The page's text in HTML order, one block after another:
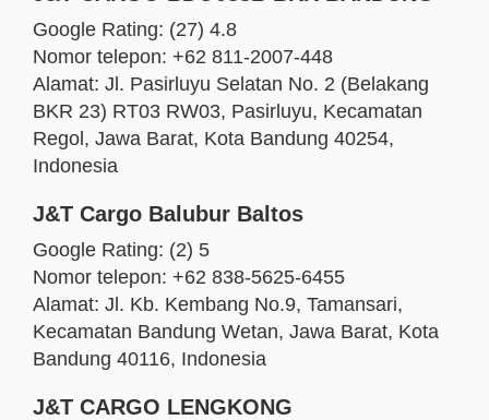
Google Rating: (27) 4.8
Nomor telepon: +62 811-2007-448
Alamat: Jl. Pasirluyu Selatan No. 2 (Belakang
BKR 23) RT03 RW03, Pasirluyu, Kecamatan
Regol, Jawa Barat, Kota Bandung 40254,
Indonesia
J&T Cargo Balubur Baltos
Google Rating: (2) 5
Nomor telepon: +62 838-5625-6455
Alamat: Jl. Kb. Kembang No.9, Tamansari,
Kecamatan Bandung Wetan, Jawa Barat, Kota
Bandung 40116, Indonesia
J&T CARGO LENGKONG